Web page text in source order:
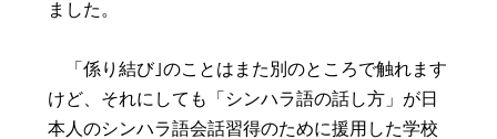
ました。
「係り結び｣のことはまた別のところで触れます
けど、それにしても「シンハラ語の話し方」が日
本人のシンハラ語会話習得のために援用した学校